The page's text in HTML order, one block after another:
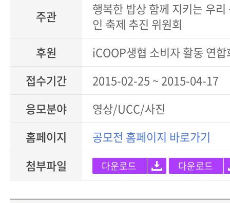
주관
행복한 밥상 함께 지키는 우
인 축제 추진 위원회
후원
iCOOP생협 소비자 활동 연합
접수기간
2015-02-25 ~ 2015-04-17
응모분야
영상/UCC/사진
홈페이지
공모전 홈페이지 바로가기
첨부파일
다운로드 다운로드